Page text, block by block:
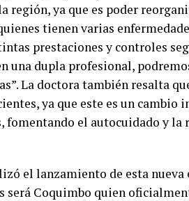
región, ya que es poder
tienen varias
prestaciones y controles
una dupla profesional,
La doctora también resalta
ya que este es un cambio
fomentando el autocuidado y la
el lanzamiento de esta
será Coquimbo quien